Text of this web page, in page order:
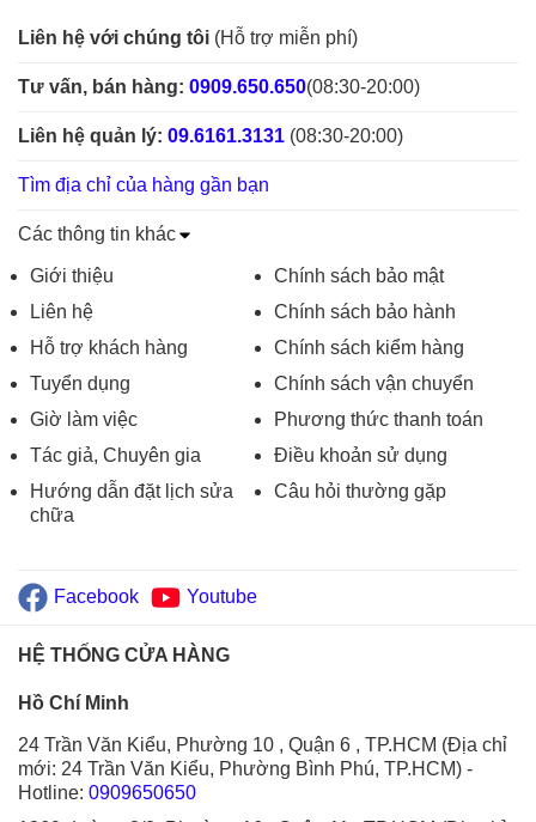
Liên hệ với chúng tôi (Hỗ trợ miễn phí)
Tư vấn, bán hàng: 0909.650.650(08:30-20:00)
Liên hệ quản lý: 09.6161.3131 (08:30-20:00)
Tìm địa chỉ của hàng gần bạn
Các thông tin khác
Giới thiệu
Liên hệ
Hỗ trợ khách hàng
Tuyển dụng
Giờ làm việc
Tác giả, Chuyên gia
Hướng dẫn đặt lịch sửa
chữa
Chính sách bảo mật
Chính sách bảo hành
Chính sách kiểm hàng
Chính sách vận chuyển
Phương thức thanh toán
Điều khoản sử dụng
Câu hỏi thường gặp
Facebook Youtube
HỆ THỐNG CỬA HÀNG
Hồ Chí Minh
24 Trần Văn Kiểu, Phường 10 , Quận 6 , TP.HCM (Địa chỉ
mới: 24 Trần Văn Kiểu, Phường Bình Phú, TP.HCM) -
Hotline: 0909650650